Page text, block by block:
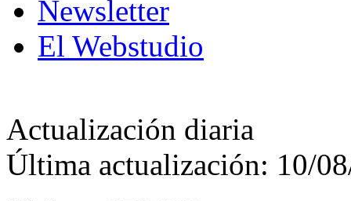
Newsletter
El Webstudio
Actualización diaria
Última actualización: 10/